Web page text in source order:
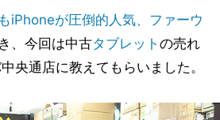
iPhoneが圧倒的人気、ファーウ
、今回は中古タブレット の売れ
央通店に教えてもらいました。